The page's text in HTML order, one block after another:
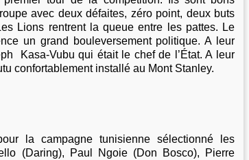
avec deux défaites, zéro point, deux buts
Lions rentrent la queue entre les pattes. Le
un grand bouleversement politique. A leur
Kasa-Vubu qui était le chef de l’État. A leur
confortablement installé au Mont Stanley.
la campagne tunisienne sélectionné les
(Daring), Paul Ngoie (Don Bosco), Pierre